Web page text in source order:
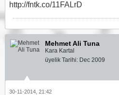
http://fntk.co/11FALrD
Mehmet Ali Tuna
Kara Kartal
üyelik Tarihi: Dec 2009
30-11-2014, 21:42